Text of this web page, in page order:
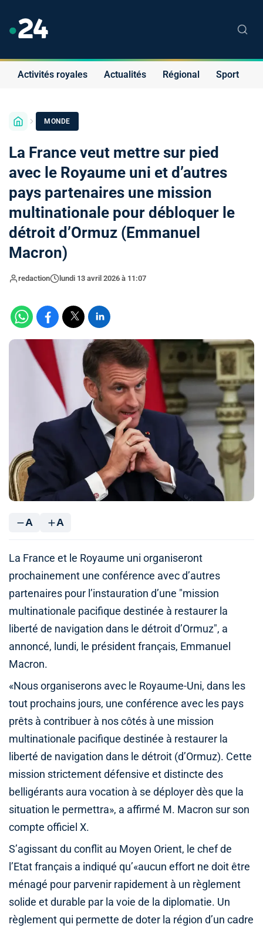
Activités royales Actualités Régional Sport
MONDE
La France veut mettre sur pied
avec le Royaume uni et d’autres
pays partenaires une mission
multinationale pour débloquer le
détroit d’Ormuz (Emmanuel
Macron)
redaction lundi 13 avril 2026 à 11:07
A A
La France et le Royaume uni organiseront
prochainement une conférence avec d’autres
partenaires pour l’instauration d’une "mission
multinationale pacifique destinée à restaurer la
liberté de navigation dans le détroit d’Ormuz", a
annoncé, lundi, le président français, Emmanuel
Macron.
«Nous organiserons avec le Royaume-Uni, dans les
tout prochains jours, une conférence avec les pays
prêts à contribuer à nos côtés à une mission
multinationale pacifique destinée à restaurer la
liberté de navigation dans le détroit (d’Ormuz). Cette
mission strictement défensive et distincte des
belligérants aura vocation à se déployer dès que la
situation le permettra», a affirmé M. Macron sur son
compte officiel X.
S’agissant du conflit au Moyen Orient, le chef de
l’Etat français a indiqué qu’«aucun effort ne doit être
ménagé pour parvenir rapidement à un règlement
solide et durable par la voie de la diplomatie. Un
règlement qui permette de doter la région d’un cadre